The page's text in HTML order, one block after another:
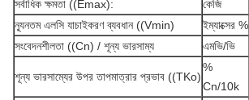
সর্বাধিক ক্ষমতা ((Emax):
কেজি
ন্যূনতম এলসি যাচাইকরণ ব্যবধান ((Vmin)
ইম্যাক্সের %
সংবেদনশীলতা ((Cn) / শূন্য ভারসাম্য
এমভি/ভি
শূন্য ভারসাম্যের উপর তাপমাত্রার প্রভাব ((TKo)
%
Cn/10k